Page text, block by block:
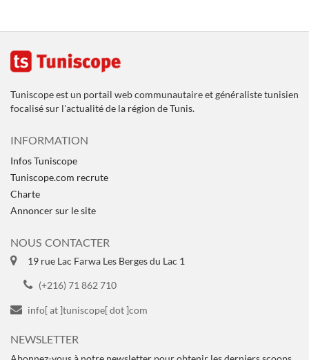
Tuniscope est un portail web communautaire et généraliste tunisien
focalisé sur l'actualité de la région de Tunis.
INFORMATION
Infos Tuniscope
Tuniscope.com recrute
Charte
Annoncer sur le site
NOUS CONTACTER
19 rue Lac Farwa Les Berges du Lac 1
(+216) 71 862 710
info[ at ]tuniscope[ dot ]com
NEWSLETTER